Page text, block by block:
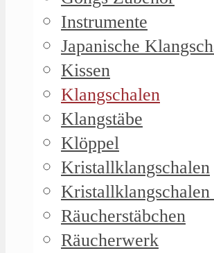
Instrumente
Japanische
Kissen
Klangschalen
Klangstäbe
Klöppel
Kristallklangschalen
Räucherstäbchen
Räucherwerk